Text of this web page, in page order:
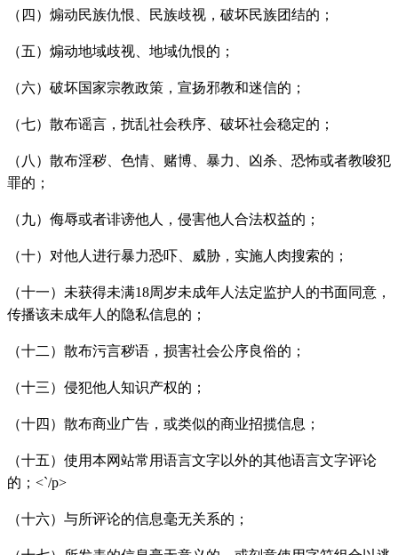
（四）煽动民族仇恨、民族歧视，破坏民族团结的；
（五）煽动地域歧视、地域仇恨的；
（六）破坏国家宗教政策，宣扬邪教和迷信的；
（七）散布谣言，扰乱社会秩序、破坏社会稳定的；
（八）散布淫秽、色情、赌博、暴力、凶杀、恐怖或者教唆犯
罪的；
（九）侮辱或者诽谤他人，侵害他人合法权益的；
（十）对他人进行暴力恐吓、威胁，实施人肉搜索的；
（十一）未获得未满18周岁未成年人法定监护人的书面同意，
传播该未成年人的隐私信息的；
（十二）散布污言秽语，损害社会公序良俗的；
（十三）侵犯他人知识产权的；
（十四）散布商业广告，或类似的商业招揽信息；
（十五）使用本网站常用语言文字以外的其他语言文字评论
的；<`/p>
（十六）与所评论的信息毫无关系的；